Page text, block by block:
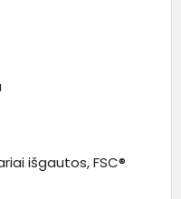
išgautos, FSC®